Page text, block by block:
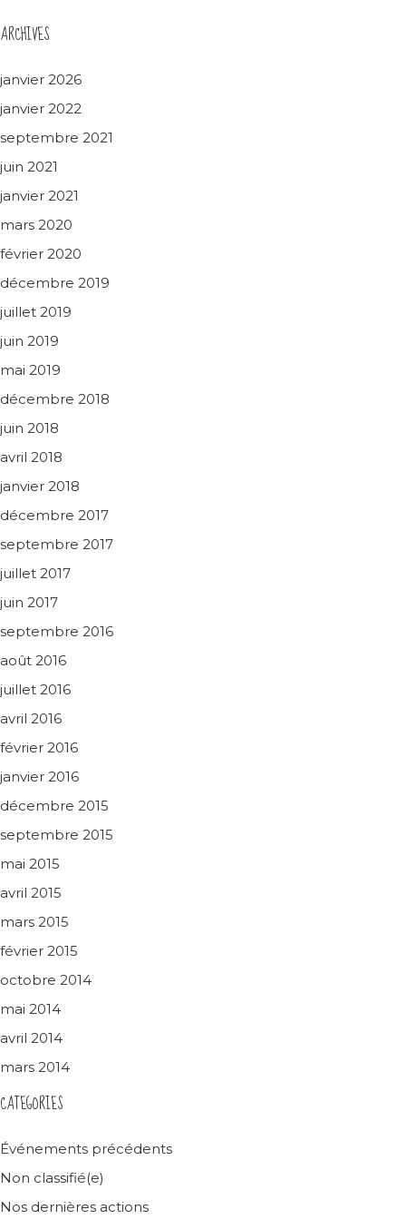
ARCHIVES
janvier 2026
janvier 2022
septembre 2021
juin 2021
janvier 2021
mars 2020
février 2020
décembre 2019
juillet 2019
juin 2019
mai 2019
décembre 2018
juin 2018
avril 2018
janvier 2018
décembre 2017
septembre 2017
juillet 2017
juin 2017
septembre 2016
août 2016
juillet 2016
avril 2016
février 2016
janvier 2016
décembre 2015
septembre 2015
mai 2015
avril 2015
mars 2015
février 2015
octobre 2014
mai 2014
avril 2014
mars 2014
CATEGORIES
Événements précédents
Non classifié(e)
Nos dernières actions